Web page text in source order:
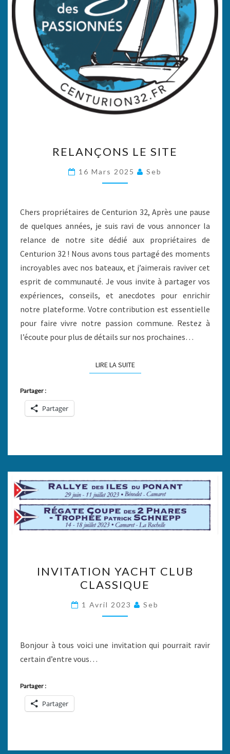
LE
SITE
RELANÇONS LE SITE
16 Mars 2025 Seb
Chers propriétaires de Centurion 32, Après une pause
de quelques années, je suis ravi de vous annoncer la
relance de notre site dédié aux propriétaires de
Centurion 32 ! Nous avons tous partagé des moments
incroyables avec nos bateaux, et j’aimerais raviver cet
esprit de communauté. Je vous invite à partager vos
expériences, conseils, et anecdotes pour enrichir
notre plateforme. Votre contribution est essentielle
pour faire vivre notre passion commune. Restez à
l’écoute pour plus de détails sur nos prochaines…
LIRE LA SUITELIRE LA SUITE
Partager :
Partager
YACHT
CLUB
CLASSIQUE
INVITATION YACHT CLUB
CLASSIQUE
1 Avril 2023 Seb
Bonjour à tous voici une invitation qui pourrait ravir
certain d’entre vous…
Partager :
Partager